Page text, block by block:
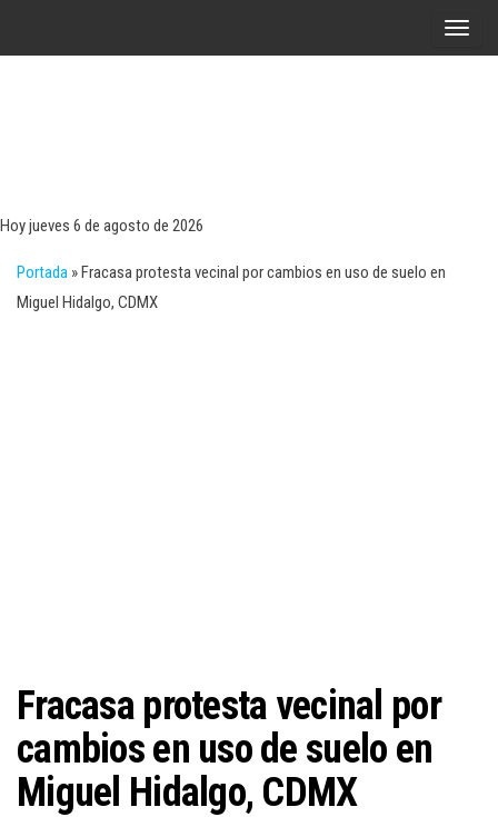
A
Hoy jueves 6 de agosto de 2026
Portada »Fracasa protesta vecinal por cambios en uso de suelo en
Miguel Hidalgo, CDMX
Fracasa protesta vecinal por
cambios en uso de suelo en
Miguel Hidalgo, CDMX